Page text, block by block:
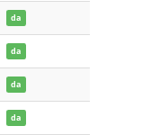
da
da
da
da